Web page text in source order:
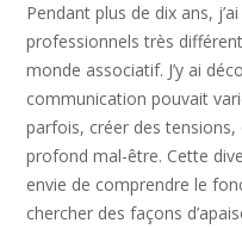
Pendant plus de dix ans,
professionnels très
monde associatif. J’y ai
communication pouvait
parfois, créer des
profond mal-être. Cette
envie de comprendre le
chercher des façons